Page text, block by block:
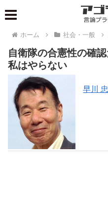
ホーム 社会・一般
自衛隊の合憲性の確
私はやらない
早川